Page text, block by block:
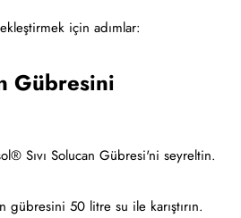
için adımlar:
Gübresini
Sıvı Solucan Gübresi'ni seyreltin.
50 litre su ile karıştırın.